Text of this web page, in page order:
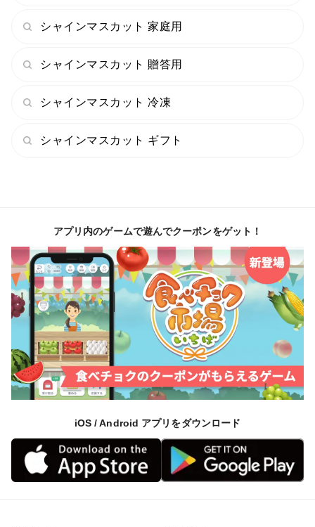
一粒一粒に感動を宿す——
にて金賞W受賞しました！
食べチョクぶどうグランプリ2025【金賞】(クイーン
ジュエル・ド・マスカット―黄金の雫
■内容量
シャインマスカット（30粒＋おまけ12粒） ※こちら
は粒での販売ページです
■産地
長野県上田市 （農園：CRAZY GRAPE）
■保存方法
冷蔵（10℃前後推奨）
到着後はできるだけ早めにお召し上がりください
シャインマスカット 家庭用
シャインマスカット 贈答用
シャインマスカット 冷凍
シャインマスカット ギフト
アプリ内のゲームで遊んでクーポンをゲット！
iOS / Android アプリをダウンロード